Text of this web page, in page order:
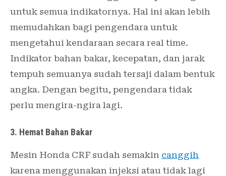
untuk semua indikatornya. Hal ini akan lebih
memudahkan bagi pengendara untuk
mengetahui kendaraan secara real time.
Indikator bahan bakar, kecepatan, dan jarak
tempuh semuanya sudah tersaji dalam bentuk
angka. Dengan begitu, pengendara tidak
perlu mengira-ngira lagi.
3. Hemat Bahan Bakar
Mesin Honda CRF sudah semakin canggih
karena menggunakan injeksi atau tidak lagi